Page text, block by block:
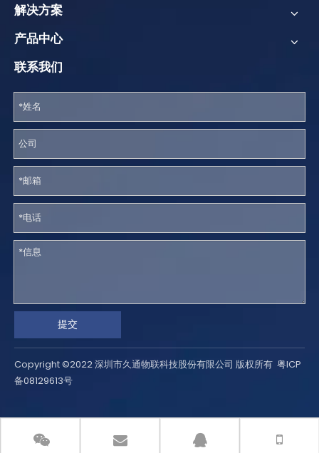
解决方案
产品中心
联系我们
提交
Copyright ©2022 深圳市久通物联科技股份有限公司 版权所有 粤ICP
备08129613号